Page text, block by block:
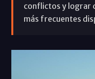
conflictos y lograr
más frecuentes